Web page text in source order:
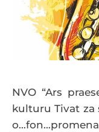
NVO “Ars
kulturu Tivat za